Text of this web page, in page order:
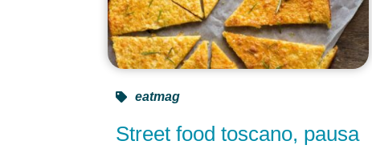
Street food toscano, pausa
eatmag